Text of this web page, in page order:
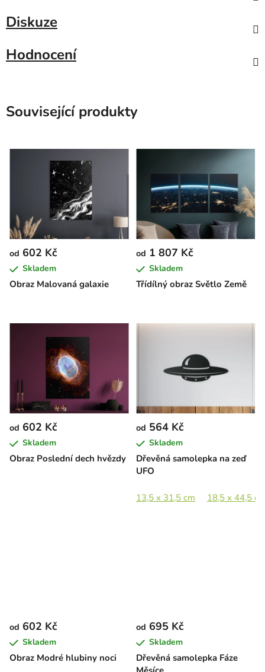
Diskuze
Hodnocení
Související produkty
Obraz Malovaná galaxie
od 602 Kč
Skladem
Třídílný obraz Světlo Země
od 1 807 Kč
Skladem
Obraz Poslední dech hvězdy
od 602 Kč
Skladem
Dřevěná samolepka na zeď
UFO
od 564 Kč
Skladem
13,5 x 31,5 cm 18,5 x 44,5
Obraz Modré hlubiny noci
od 602 Kč
Skladem
Dřevěná samolepka Fáze
od 695 Kč
Skladem